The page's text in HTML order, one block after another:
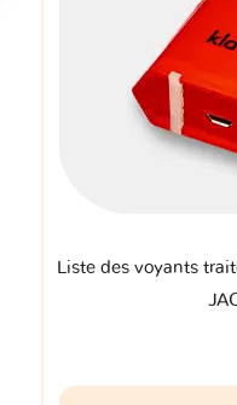
Liste des voyants